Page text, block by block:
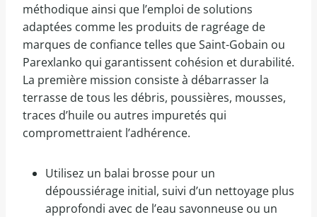
méthodique ainsi que l’emploi de solutions
adaptées comme les produits de ragréage de
marques de confiance telles que Saint-Gobain ou
Parexlanko qui garantissent cohésion et durabilité.
La première mission consiste à débarrasser la
terrasse de tous les débris, poussières, mousses,
traces d’huile ou autres impuretés qui
compromettraient l’adhérence.
Utilisez un balai brosse pour un
dépoussiérage initial, suivi d’un nettoyage plus
approfondi avec de l’eau savonneuse ou un